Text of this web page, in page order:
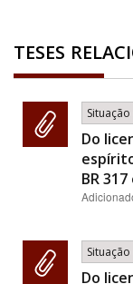
TESES
Do
BR
Do